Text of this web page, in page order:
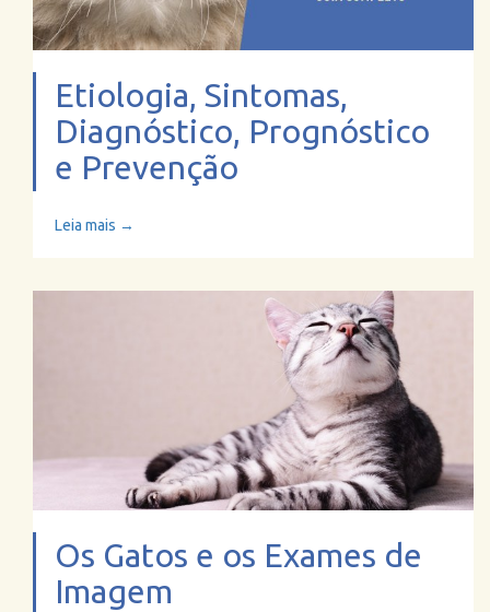
Etiologia, Sintomas,
Diagnóstico, Prognóstico
e Prevenção
Leia mais →
Os Gatos e os Exames de
Imagem